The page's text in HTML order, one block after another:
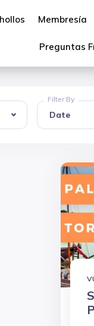
Membresía
Preguntas
Filter By